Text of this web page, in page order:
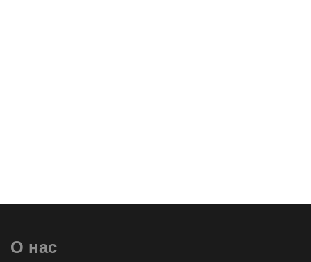
О нас